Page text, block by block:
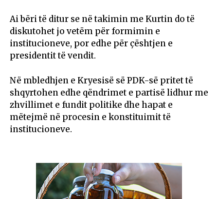
Ai bëri të ditur se në takimin me Kurtin do të
diskutohet jo vetëm për formimin e
institucioneve, por edhe për çështjen e
presidentit të vendit.
Në mbledhjen e Kryesisë së PDK-së pritet të
shqyrtohen edhe qëndrimet e partisë lidhur me
zhvillimet e fundit politike dhe hapat e
mëtejmë në procesin e konstituimit të
institucioneve.